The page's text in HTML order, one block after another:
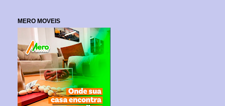
MERO MOVEIS